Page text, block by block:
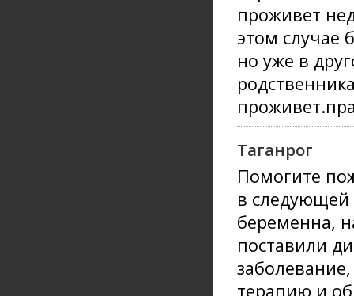
проживет
этом случае
но уже в
Таганрог
Помогите
в следующей
беременна,
поставили
терапию и